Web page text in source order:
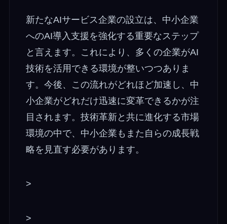
新たなAIサービス企業の設立は、中小企業
へのAI導入支援を強化する重要なステップ
と言えます。これにより、多くの企業がAI
技術を活用できる環境が整いつつありま
す。今後、この流れがどれほど加速し、中
小企業がどれだけ迅速に変革できるかが注
目されます。技術革新と共に進化する市場
環境の中で、中小企業もまた自らの成長戦
略を見直す必要があります。
>
>